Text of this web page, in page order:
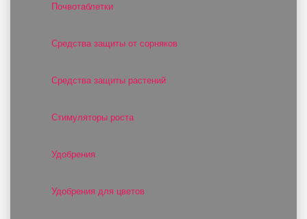
Почвотаблетки
Средства защиты от сорняков
Средства защиты растений
Стимуляторы роста
Удобрения
Удобрения для цветов